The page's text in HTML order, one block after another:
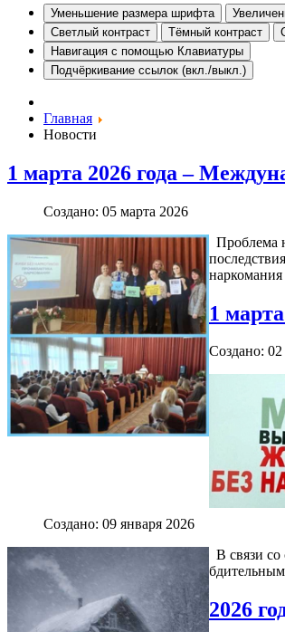
Уменьшение размера шрифта
Светлый контраст
Тёмный контраст
Навигация с помощью Клавиатуры
Подчёркивание ссылок (вкл./выкл.)
Главная
Новости
1 марта 2026 года –
Создано: 05 марта 2026
Проблема
1
Создано:
Создано: 09 января 2026
В связи
2026